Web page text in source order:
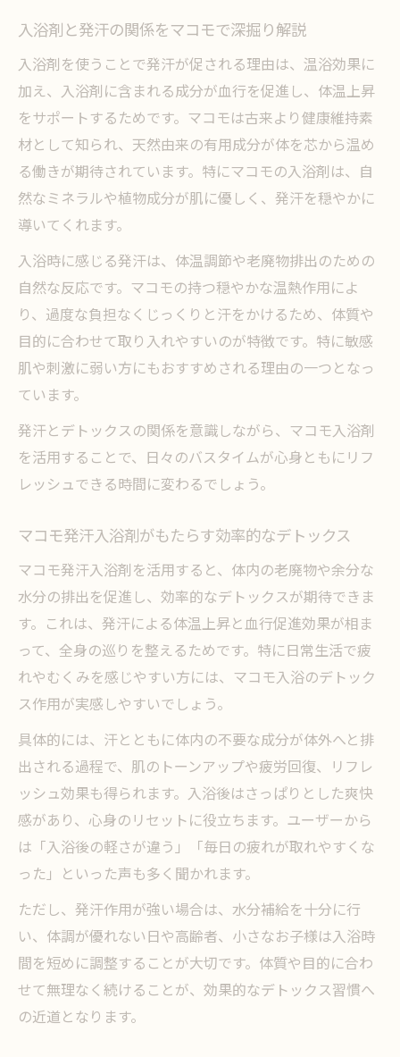
ポート力
心地よいデトックスはマコモの入浴タイムで
マコモ発汗入浴で叶える心地よいデトック
ス習慣
入浴剤発汗効果とマコモ選びのポイントを
解説
発汗入浴剤ランキングでも評価されるマコ
モの秘密
マコモ入浴で発汗を楽しむための準備と工
夫
発汗入浴剤おすすめを比較しマコモを選ぶ
理由
入浴剤発汗の秘密をマコモで徹底解説
役割
発汗入浴剤とマコモの効果的な組み合わせ
方
解説
発汗入浴剤ダイエット効果とマコモの関係
性
マコモ入り入浴剤が発汗に強い理由を解説
マコモを通じた効率的な発汗入浴法の魅力
マコモ発汗入浴法で体温上昇とデトックス
発汗入浴剤ランキングで注目のマコモの魅
力
日常に取り入れやすいマコモ発汗入浴おす
ドラッグストアで手に入るマコモ入浴剤の
マコモで効率的な発汗入浴を楽しむコツと
注意点
入浴剤と発汗の関係をマコモで深掘り解説
入浴剤を使うことで発汗が促される理由は、温浴効果に
加え、入浴剤に含まれる成分が血行を促進し、体温上昇
をサポートするためです。マコモは古来より健康維持素
材として知られ、天然由来の有用成分が体を芯から温め
る働きが期待されています。特にマコモの入浴剤は、自
然なミネラルや植物成分が肌に優しく、発汗を穏やかに
導いてくれます。
入浴時に感じる発汗は、体温調節や老廃物排出のための
自然な反応です。マコモの持つ穏やかな温熱作用によ
り、過度な負担なくじっくりと汗をかけるため、体質や
目的に合わせて取り入れやすいのが特徴です。特に敏感
肌や刺激に弱い方にもおすすめされる理由の一つとなっ
ています。
発汗とデトックスの関係を意識しながら、マコモ入浴剤
を活用することで、日々のバスタイムが心身ともにリフ
レッシュできる時間に変わるでしょう。
マコモ発汗入浴剤がもたらす効率的なデトックス
マコモ発汗入浴剤を活用すると、体内の老廃物や余分な
水分の排出を促進し、効率的なデトックスが期待できま
す。これは、発汗による体温上昇と血行促進効果が相ま
って、全身の巡りを整えるためです。特に日常生活で疲
れやむくみを感じやすい方には、マコモ入浴のデトック
ス作用が実感しやすいでしょう。
具体的には、汗とともに体内の不要な成分が体外へと排
出される過程で、肌のトーンアップや疲労回復、リフレ
ッシュ効果も得られます。入浴後はさっぱりとした爽快
感があり、心身のリセットに役立ちます。ユーザーから
は「入浴後の軽さが違う」「毎日の疲れが取れやすくな
った」といった声も多く聞かれます。
ただし、発汗作用が強い場合は、水分補給を十分に行
い、体調が優れない日や高齢者、小さなお子様は入浴時
間を短めに調整することが大切です。体質や目的に合わ
せて無理なく続けることが、効果的なデトックス習慣へ
の近道となります。